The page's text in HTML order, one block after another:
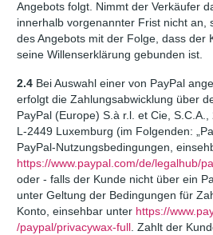
Angebots folgt. Nimmt der Verkäufer
innerhalb vorgenannter Frist nicht an,
des Angebots mit der Folge, dass der
seine Willenserklärung gebunden ist.
2.4 Bei Auswahl einer von PayPal
erfolgt die Zahlungsabwicklung über
PayPal (Europe) S.à r.l. et Cie,
L-2449 Luxemburg (im Folgenden:
PayPal-Nutzungsbedingungen,
https://www.paypal.com/de/legalhub/
oder - falls der Kunde nicht über ein
unter Geltung der Bedingungen für
Konto, einsehbar unter https://
/paypal /privacywax-full . Zahlt der